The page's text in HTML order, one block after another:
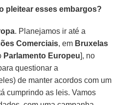
pleitear esses embargos?
. Planejamos ir até a
Comerciais, em Bruxelas
Parlamento Europeu], no
questionar a
de manter acordos com um
cumprindo as leis. Vamos